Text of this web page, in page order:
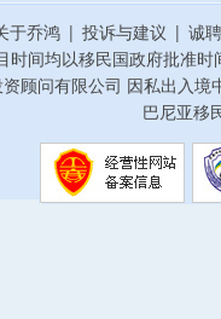
于乔鸿 | 投诉与建议 | 诚
时间均以移民国政府批准
顾问有限公司 因私出入
巴尼亚移